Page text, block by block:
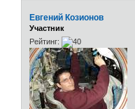
Евгений Козионов
Участник
Рейтинг: